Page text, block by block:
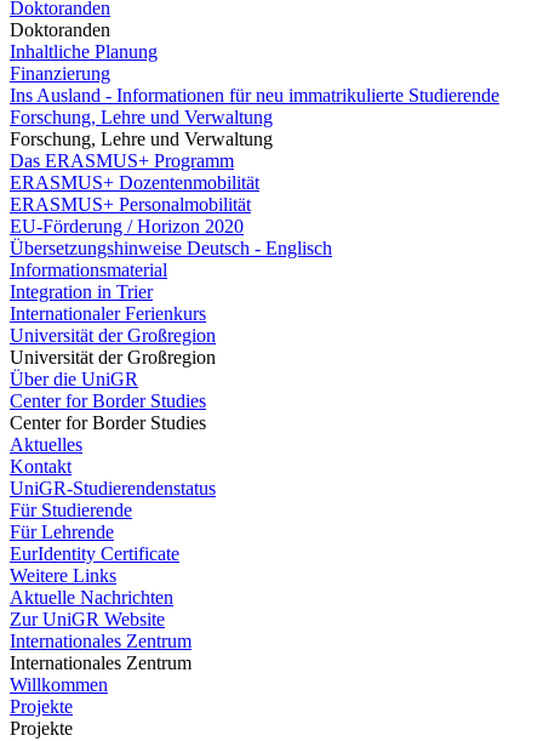
Doktoranden
Doktoranden
Inhaltliche Planung
Finanzierung
Ins Ausland - Informationen für neu immatrikulierte Studierende
Forschung, Lehre und Verwaltung
Forschung, Lehre und Verwaltung
Das ERASMUS+ Programm
ERASMUS+ Dozentenmobilität
ERASMUS+ Personalmobilität
EU-Förderung / Horizon 2020
Übersetzungshinweise Deutsch - Englisch
Informationsmaterial
Integration in Trier
Internationaler Ferienkurs
Universität der Großregion
Universität der Großregion
Über die UniGR
Center for Border Studies
Center for Border Studies
Aktuelles
Kontakt
UniGR-Studierendenstatus
Für Studierende
Für Lehrende
EurIdentity Certificate
Weitere Links
Aktuelle Nachrichten
Zur UniGR Website
Internationales Zentrum
Internationales Zentrum
Willkommen
Projekte
Projekte